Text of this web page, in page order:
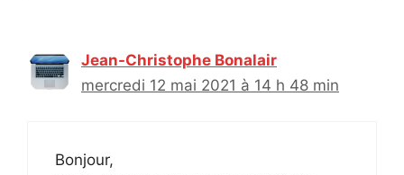
Jean-Christophe Bonalair
mercredi 12 mai 2021 à 14 h 48 min
Bonjour,